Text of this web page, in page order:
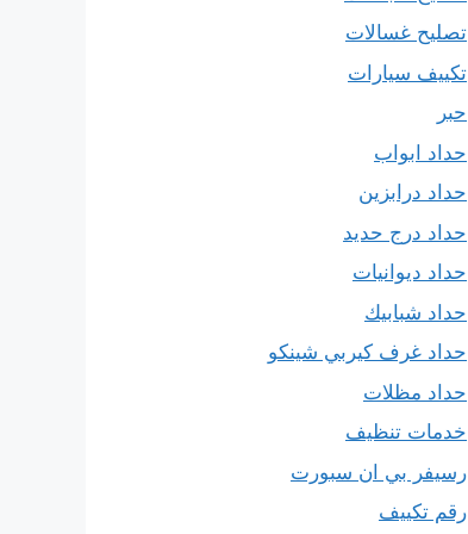
تصليح غسالات
تكييف سيارات
حبر
حداد ابواب
حداد درابزين
حداد درج حديد
حداد ديوانيات
حداد شبابيك
حداد غرف كيربي شينكو
حداد مظلات
خدمات تنظيف
رسيفر بي ان سبورت
رقم تكييف